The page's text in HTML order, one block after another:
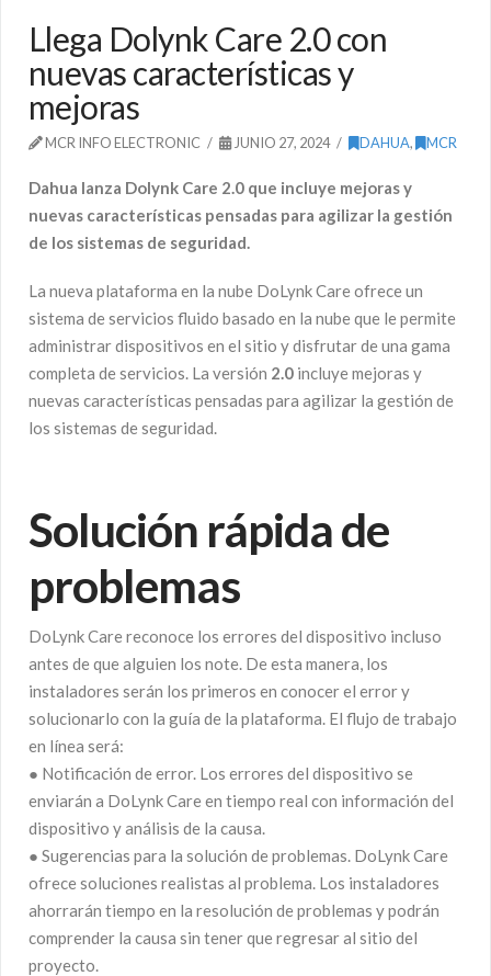
Llega Dolynk Care 2.0 con
nuevas características y
mejoras
MCR INFO ELECTRONIC JUNIO 27, 2024 DAHUA, MCR
Dahua lanza Dolynk Care 2.0 que incluye mejoras y
nuevas características pensadas para agilizar la gestión
de los sistemas de seguridad.
La nueva plataforma en la nube DoLynk Care ofrece un
sistema de servicios fluido basado en la nube que le permite
administrar dispositivos en el sitio y disfrutar de una gama
completa de servicios. La versión 2.0 incluye mejoras y
nuevas características pensadas para agilizar la gestión de
los sistemas de seguridad.
Solución rápida de
problemas
DoLynk Care reconoce los errores del dispositivo incluso
antes de que alguien los note. De esta manera, los
instaladores serán los primeros en conocer el error y
solucionarlo con la guía de la plataforma. El flujo de trabajo
en línea será:
● Notificación de error. Los errores del dispositivo se
enviarán a DoLynk Care en tiempo real con información del
dispositivo y análisis de la causa.
● Sugerencias para la solución de problemas. DoLynk Care
ofrece soluciones realistas al problema. Los instaladores
ahorrarán tiempo en la resolución de problemas y podrán
comprender la causa sin tener que regresar al sitio del
proyecto.